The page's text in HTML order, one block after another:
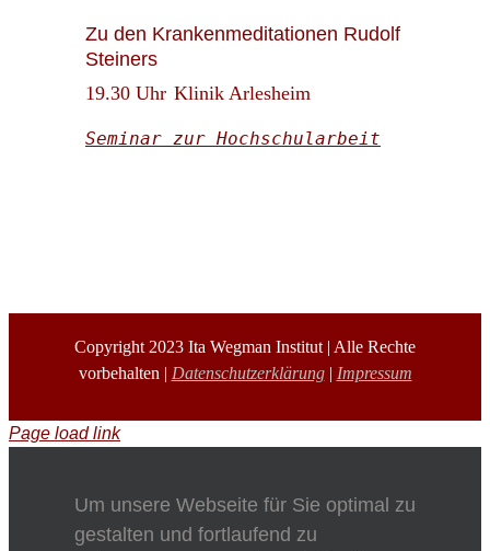
Zu den Krankenmeditationen Rudolf
Steiners
19.30 Uhr Klinik Arlesheim
Seminar zur Hochschularbeit
Copyright 2023 Ita Wegman Institut | Alle Rechte
vorbehalten | Datenschutzerklärung| Impressum
Page load link
Um unsere Webseite für Sie optimal zu
gestalten und fortlaufend zu